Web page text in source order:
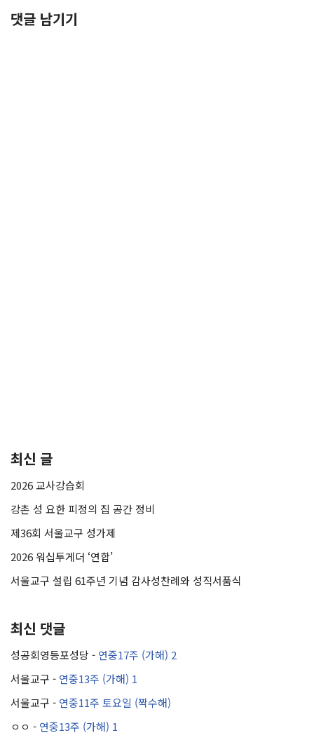
댓글 남기기
최신 글
2026 교사강습회
강촌 성 요한 피정의 집 공간 정비
제36회 서울교구 성가제
2026 워십투게더 ‘연합’
서울교구 설립 61주년 기념 감사성찬례와 성직서품식
최신 댓글
성공회영등포성당 - 연중17주 (가해) 2
서울교구 - 연중13주 (가해) 1
서울교구 - 연중11주 토요일 (짝수해)
ㅇㅇ - 연중13주 (가해) 1